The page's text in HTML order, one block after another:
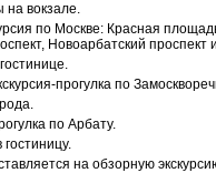
на вокзале.
по Москве: Красная
Новоарбатский проспект
прогулка по
по Арбату.
на обзорную